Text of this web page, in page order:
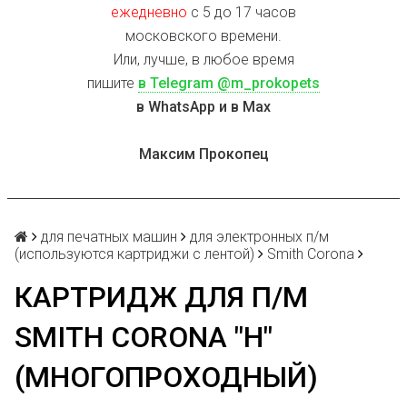
ежедневно с 5 до 17 часов
московского времени.
Или, лучше, в любое время
пишите в Telegram @m_prokopets
в WhatsApp и в Max
Максим Прокопец
для печатных машин
для электронных п/м
(используются картриджи с лентой)
Smith Corona
КАРТРИДЖ ДЛЯ П/М
SMITH CORONA "H"
(МНОГОПРОХОДНЫЙ)